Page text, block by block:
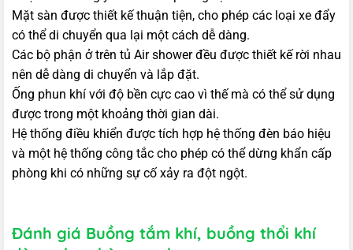
Mặt sàn được thiết kế thuận tiện, cho phép các loại xe đẩy
có thể di chuyển qua lại một cách dễ dàng.
Các bộ phận ở trên tủ Air shower đều được thiết kế rời nhau
nên dễ dàng di chuyển và lắp đặt.
Ống phun khí với độ bền cực cao vì thế mà có thể sử dụng
được trong một khoảng thời gian dài.
Hệ thống điều khiển được tích hợp hệ thống đèn báo hiệu
và một hệ thống công tắc cho phép có thể dừng khẩn cấp
phòng khi có những sự cố xảy ra đột ngột.
Đánh giá Buồng tắm khí, buồng thổi khí